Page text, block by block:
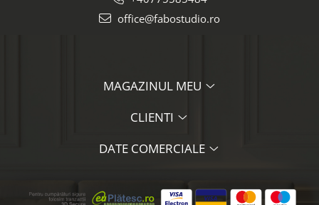
office@fabostudio.ro
MAGAZINUL MEU
CLIENTI
DATE COMERCIALE